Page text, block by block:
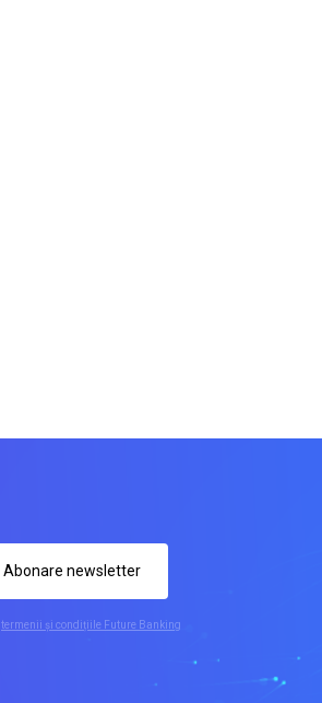
Abonare newsletter
termenii și condițiile Future Banking